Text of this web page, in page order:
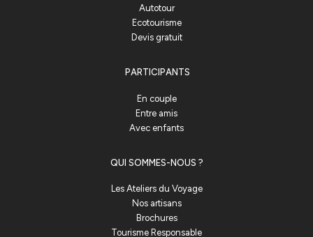
Autotour
Ecotourisme
Devis gratuit
PARTICIPANTS
En couple
Entre amis
Avec enfants
QUI SOMMES-NOUS ?
Les Ateliers du Voyage
Nos artisans
Brochures
Tourisme Responsable